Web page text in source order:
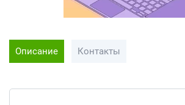
Описание Контакты